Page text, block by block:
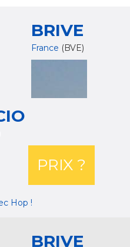
BRIVE
France (BVE)
PRIX ?
Hop !
BRIVE